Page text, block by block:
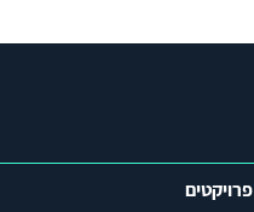
פרויקטים